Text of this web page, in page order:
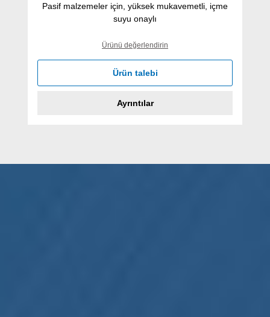
Pasif malzemeler için, yüksek mukavemetli, içme
suyu onaylı
Ürünü değerlendirin
Ürün talebi
Ayrıntılar